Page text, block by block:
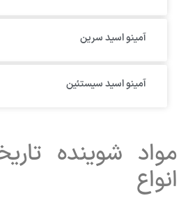
آمینو اسید سرین
آمینو اسید سیستئین
شوینده